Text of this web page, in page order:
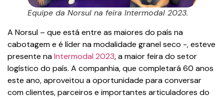
Equipe da Norsul na feira Intermodal 2023.
A Norsul – que está entre as maiores do país na
cabotagem e é líder na modalidade granel seco -, esteve
presente naIntermodal 2023, a maior feira do setor
logístico do país. A companhia, que completará 60 anos
este ano, aproveitou a oportunidade para conversar
com clientes, parceiros e importantes articuladores do